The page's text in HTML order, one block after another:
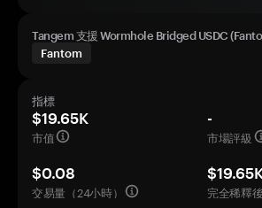
Tangem 支援 Wormhole Bridged USDC
Fantom
指標
$19.65K
市值
-
市場評級
$0.08
交易量（24小時）
完全稀釋